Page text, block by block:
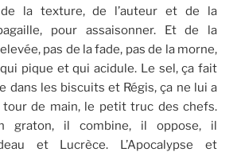
de la texture, de l’auteur et de la
pour assaisonner. Et de la
pas de la fade, pas de la morne,
pique et qui acidule. Le sel, ça fait
dans les biscuits et Régis, ça ne lui a
tour de main, le petit truc des chefs.
graton, il combine, il oppose, il
et Lucrèce. L’Apocalypse et